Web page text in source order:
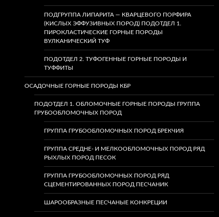
ПОДГРУППА ЛИПАРИТА — КВАРЦЕВОГО ПОРФИРА
(КИСЛЫХ ЭФФУЗИВНЫХ ПОРОД) ПОДОТДЕЛ 1.
ПИРОКЛАСТИЧЕСКИЕ ГОРНЫЕ ПОРОДЫ
ВУЛКАНИЧЕСКИЙ ТУФ
ПОДОТДЕЛ 2. ТУФОГЕННЫЕ ГОРНЫЕ ПОРОДЫ И
ТУФФИТЫ
ОСАДОЧНЫЕ ГОРНЫЕ ПОРОДЫ КБР
ПОДОТДЕЛ 1. ОБЛОМОЧНЫЕ ГОРНЫЕ ПОРОДЫ ГРУППА
ГРУБООБЛОМОЧНЫХ ПОРОД
ГРУППА ГРУБООБЛОМОЧНЫХ ПОРОД БРЕКЧИЯ
ГРУППА СРЕДНЕ- И МЕЛКООБЛОМОЧНЫХ ПОРОД РЯД
РЫХЛЫХ ПОРОД ПЕСОК
ГРУППА ГРУБООБЛОМОЧНЫХ ПОРОД РЯД
СЦЕМЕНТИРОВАННЫХ ПОРОД ПЕСЧАНИК
ШАРООБРАЗНЫЕ ПЕСЧАНЫЕ КОНКРЕЦИИ